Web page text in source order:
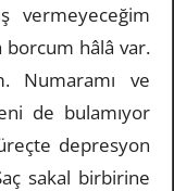
vermeyeceğim
borcum hâlâ var.
Numaramı ve
de bulamıyor
depresyon
sakal birbirine